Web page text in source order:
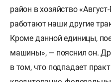
район в хозяйство
работают наши другие
Кроме данной единицы,
машины», — пояснил он.
в том, что подпадает